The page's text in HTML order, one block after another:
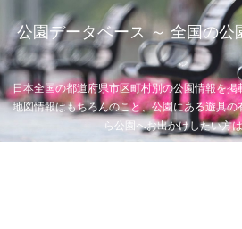
公園データベース ～ 全国の公
日本全国の都道府県市区町村別の公園情報を
地図情報はもちろんのこと、公園にある遊具
ら公園へお出かけしたい方